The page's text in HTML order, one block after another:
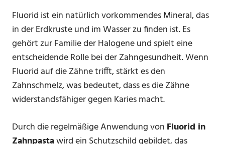
Fluorid ist ein natürlich vorkommendes Mineral, das
in der Erdkruste und im Wasser zu finden ist. Es
gehört zur Familie der Halogene und spielt eine
entscheidende Rolle bei der Zahngesundheit. Wenn
Fluorid auf die Zähne trifft, stärkt es den
Zahnschmelz, was bedeutet, dass es die Zähne
widerstandsfähiger gegen Karies macht.
Durch die regelmäßige Anwendung von Fluorid in